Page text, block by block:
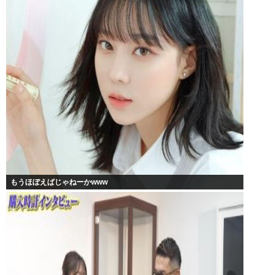
もうほぼえばじゃねーかwww